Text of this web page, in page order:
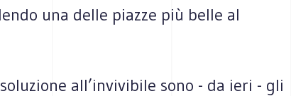
una delle piazze più belle al
all’invivibile sono - da ieri - gli